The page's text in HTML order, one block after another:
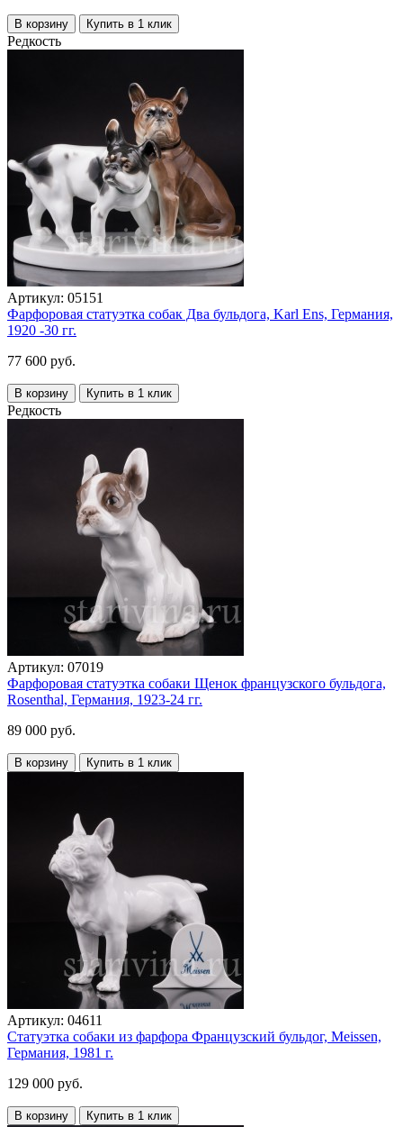
В корзину Купить в 1 клик
Редкость
Артикул: 05151
Фарфоровая статуэтка собак Два бульдога, Karl Ens, Германия,
1920 -30 гг.
77 600 руб.
В корзину Купить в 1 клик
Редкость
Артикул: 07019
Фарфоровая статуэтка собаки Щенок французского бульдога,
Rosenthal, Германия, 1923-24 гг.
89 000 руб.
В корзину Купить в 1 клик
Артикул: 04611
Статуэтка собаки из фарфора Французский бульдог, Meissen,
Германия, 1981 г.
129 000 руб.
В корзину Купить в 1 клик